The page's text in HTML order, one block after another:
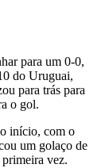
para um 0-0,
do Uruguai,
para trás para
o gol.
início, com o
um golaço de
vez.